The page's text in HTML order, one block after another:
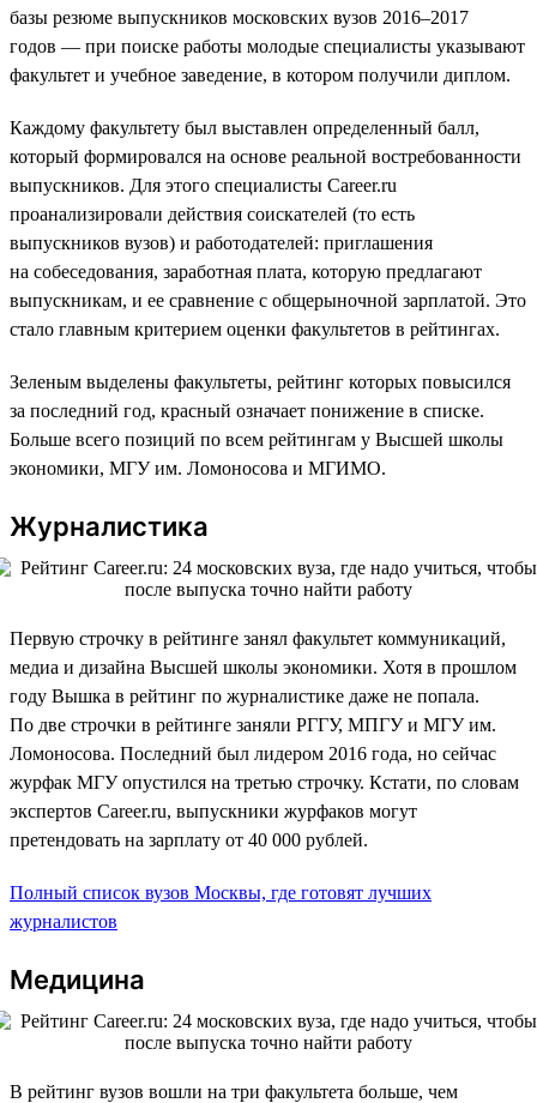
базы резюме выпускников московских вузов 2016–2017
годов — при поиске работы молодые специалисты указывают
факультет и учебное заведение, в котором получили диплом.
Каждому факультету был выставлен определенный балл,
который формировался на основе реальной востребованности
выпускников. Для этого специалисты Career.ru
проанализировали действия соискателей (то есть
выпускников вузов) и работодателей: приглашения
на собеседования, заработная плата, которую предлагают
выпускникам, и ее сравнение с общерыночной зарплатой. Это
стало главным критерием оценки факультетов в рейтингах.
Зеленым выделены факультеты, рейтинг которых повысился
за последний год, красный означает понижение в списке.
Больше всего позиций по всем рейтингам у Высшей школы
экономики, МГУ им. Ломоносова и МГИМО.
Журналистика
Первую строчку в рейтинге занял факультет коммуникаций,
медиа и дизайна Высшей школы экономики. Хотя в прошлом
году Вышка в рейтинг по журналистике даже не попала.
По две строчки в рейтинге заняли РГГУ, МПГУ и МГУ им.
Ломоносова. Последний был лидером 2016 года, но сейчас
журфак МГУ опустился на третью строчку. Кстати, по словам
экспертов Career.ru, выпускники журфаков могут
претендовать на зарплату от 40 000 рублей.
Полный список вузов Москвы, где готовят лучших
журналистов
Медицина
В рейтинг вузов вошли на три факультета больше, чем